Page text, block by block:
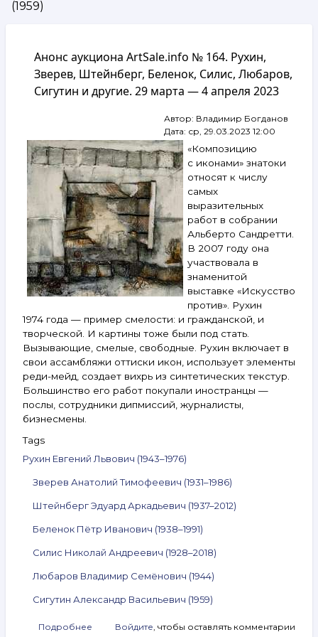
навигации
(1959)
Анонс аукциона ArtSale.info № 164. Рухин,
Зверев, Штейнберг, Беленок, Силис, Любаров,
Сигутин и другие. 29 марта — 4 апреля 2023
Автор: Владимир Богданов
Дата: ср, 29.03.2023 12:00
«Композицию
с иконами» знатоки
относят к числу
самых
выразительных
работ в собрании
Альберто Сандретти.
В 2007 году она
участвовала в
знаменитой
выставке «Искусство
против». Рухин
1974 года — пример смелости: и гражданской, и
творческой. И картины тоже были под стать.
Вызывающие, смелые, свободные. Рухин включает в
свои ассамбляжи оттиски икон, использует элементы
реди-мейд, создает вихрь из синтетических текстур.
Большинство его работ покупали иностранцы —
послы, сотрудники дипмиссий, журналисты,
бизнесмены.
Tags
Рухин Евгений Львович (1943–1976)
Зверев Анатолий Тимофеевич (1931–1986)
Штейнберг Эдуард Аркадьевич (1937–2012)
Беленок Пётр Иванович (1938–1991)
Силис Николай Андреевич (1928–2018)
Любаров Владимир Семёнович (1944)
Сигутин Александр Васильевич (1959)
Подробнее Войдите , чтобы оставлять комментарии